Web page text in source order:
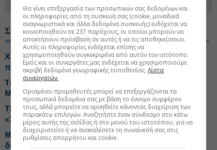
στο
ΣΧΕΤΙΚΑ ΘΕΜΑΤΑ
Χρηματιστήριο: Ποιες μετοχές και κλάδοι έχουν ακόμη
περιθώρια ανόδου
Τι «κρατά» η βιομηχανία από τη συνάντηση με
Μητσοτάκη
ΤΕΧΑΝ- ENVIPCO: Τεράστιος τζίρος από τα μικρά
«Σπιτάκια Ανακύκλωσης»
Metlen: Γκάζι σε τέσσερις άξονες με στόχο EBITDA 2
δισ. ευρω
Θα γίνει επεξεργασία των προσωπικών σας δεδομένων και
οι πληροφορίες από τη συσκευή σας (cookie, μοναδικά
αναγνωριστικά και άλλα δεδομένα συσκευής) ενδέχεται να
κοινοποιηθούν σε 237 παρόχους, οι οποίοι μπορούν να
αποκτήσουν πρόσβαση σε αυτές ή να τις αποθηκεύσουν.
Αυτές οι πληροφορίες ενδέχεται επίσης να
χρησιμοποιηθούν συγκεκριμένα από αυτόν τον ιστότοπο.
Εμείς και οι συνεργάτες μας ενδέχεται να χρησιμοποιούμε
ακριβή δεδομένα γεωγραφικής τοποθεσίας.Λίστα
συνεργατών.
Ορισμένοι προμηθευτές μπορεί να επεξεργάζονται τα
προσωπικά δεδομένα σας με βάση το έννομο συμφέρον
τους, αλλά μπορείτε να αρνηθείτε κάνοντας διαχείριση των
παρακάτω επιλογών. Αναζητήστε έναν σύνδεσμο στο κάτω
μέρος αυτής της σελίδας ή στο μενού του ιστοτόπου, για να
διαχειριστείτε ή να ανακαλέσετε τη συναίνεσή σας στις
ρυθμίσεις απορρήτου και cookie.